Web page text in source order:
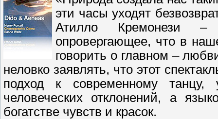
эти часы уходят
Атилло Кремонези –
опровергающее, что в
говорить о главном –
неловко заявлять, что этот
подход к современному
человеческих отклонений, а
богатстве чувств и красок.